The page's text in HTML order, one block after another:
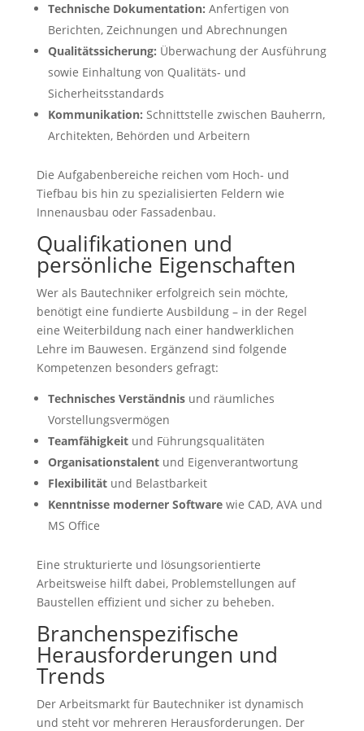
Technische Dokumentation: Anfertigen von
Berichten, Zeichnungen und Abrechnungen
Qualitätssicherung: Überwachung der Ausführung
sowie Einhaltung von Qualitäts- und
Sicherheitsstandards
Kommunikation: Schnittstelle zwischen Bauherrn,
Architekten, Behörden und Arbeitern
Die Aufgabenbereiche reichen vom Hoch- und
Tiefbau bis hin zu spezialisierten Feldern wie
Innenausbau oder Fassadenbau.
Qualifikationen und
persönliche Eigenschaften
Wer als Bautechniker erfolgreich sein möchte,
benötigt eine fundierte Ausbildung – in der Regel
eine Weiterbildung nach einer handwerklichen
Lehre im Bauwesen. Ergänzend sind folgende
Kompetenzen besonders gefragt:
Technisches Verständnisund räumliches
Vorstellungsvermögen
Teamfähigkeitund Führungsqualitäten
Organisationstalentund Eigenverantwortung
Flexibilitätund Belastbarkeit
Kenntnisse moderner Softwarewie CAD, AVA und
MS Office
Eine strukturierte und lösungsorientierte
Arbeitsweise hilft dabei, Problemstellungen auf
Baustellen effizient und sicher zu beheben.
Branchenspezifische
Herausforderungen und
Trends
Der Arbeitsmarkt für Bautechniker ist dynamisch
und steht vor mehreren Herausforderungen. Der